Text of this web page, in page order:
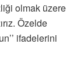
olmak üzere
Özelde
ifadelerini